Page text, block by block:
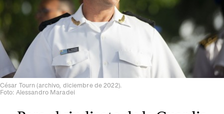
César Tourn (archivo, diciembre de 2022).
Foto: Alessandro Maradei